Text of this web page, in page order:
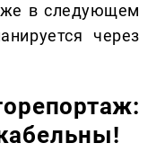
в следующем
через